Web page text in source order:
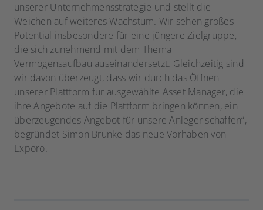
unserer Unternehmensstrategie und stellt die
Weichen auf weiteres Wachstum. Wir sehen großes
Potential insbesondere für eine jüngere Zielgruppe,
die sich zunehmend mit dem Thema
Vermögensaufbau auseinandersetzt. Gleichzeitig sind
wir davon überzeugt, dass wir durch das Öffnen
unserer Plattform für ausgewählte Asset Manager, die
ihre Angebote auf die Plattform bringen können, ein
überzeugendes Angebot für unsere Anleger schaffen“,
begründet Simon Brunke das neue Vorhaben von
Exporo.